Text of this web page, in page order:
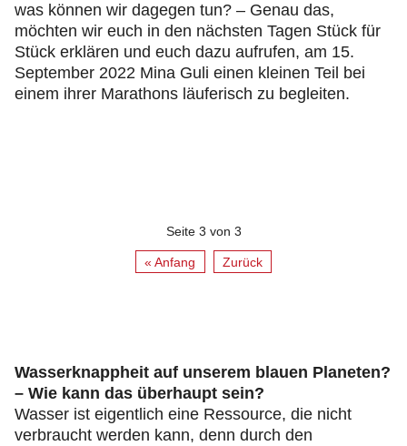
was können wir dagegen tun? – Genau das,
möchten wir euch in den nächsten Tagen Stück für
Stück erklären und euch dazu aufrufen, am 15.
September 2022 Mina Guli einen kleinen Teil bei
einem ihrer Marathons läuferisch zu begleiten.
Seite 3 von 3
« Anfang Zurück
Wasserknappheit auf unserem blauen Planeten?
– Wie kann das überhaupt sein?
Wasser ist eigentlich eine Ressource, die nicht
verbraucht werden kann, denn durch den